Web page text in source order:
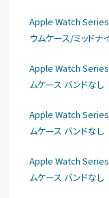
Apple Watch
ウムケース/ミッドナ
Apple Watch
ムケース バンドなし
Apple Watch
ムケース バンドなし
Apple Watch
ムケース バンドなし